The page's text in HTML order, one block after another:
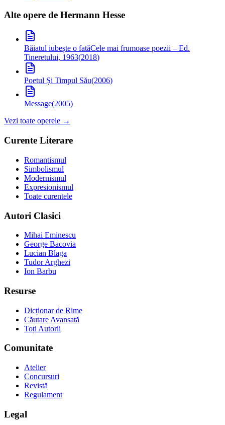
Alte opere de Hermann Hesse
Băiatul iubește o fatăCele mai frumoase poezii – Ed.
Tineretului, 1963(2018)
Poetul Și Timpul Său(2006)
Message(2005)
Vezi toate operele →
Curente Literare
Romantismul
Simbolismul
Modernismul
Expresionismul
Toate curentele
Autori Clasici
Mihai Eminescu
George Bacovia
Lucian Blaga
Tudor Arghezi
Ion Barbu
Resurse
Dicționar de Rime
Căutare Avansată
Toți Autorii
Comunitate
Atelier
Concursuri
Revistă
Regulament
Legal